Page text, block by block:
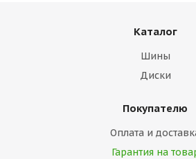
Каталог
Шины
Диски
Покупателю
Оплата и
Гарантия на